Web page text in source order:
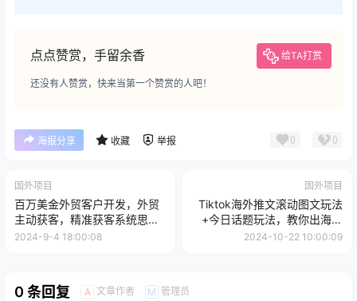
点点赞赏，手留余香 给TA打赏
还没有人赞赏，快来当第一个赞赏的人吧！
海报分享 收藏 举报 0 0
国外项目
百万美金外贸客户开发，外贸
主动获客，精准获客系统思
维，大客户收割机
2024-9-4 18:00:08
国外项目
Tiktok海外推文滚动图文玩法
+今日话题玩法，教你出海赚
美金
2024-10-22 10:00:09
0 条回复 A 文章作者 M 管理员